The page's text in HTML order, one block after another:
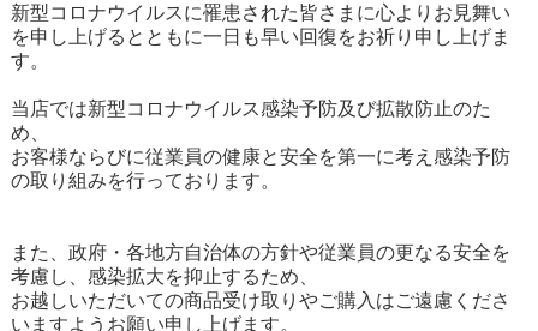
新型コロナウイルスに罹患された皆さまに心よりお見舞い
を申し上げるとともに一日も早い回復をお祈り申し上げま
す。
当店では新型コロナウイルス感染予防及び拡散防止のた
め、
お客様ならびに従業員の健康と安全を第一に考え 感染予防
の取り組みを行っております。
また、政府・各地方自治体の方針や従業員の更なる安全を
考慮し、 感染拡大を抑止するため、
お越しいただいての商品受け取りやご購入はご遠慮くださ
いますようお願い申し上げます。